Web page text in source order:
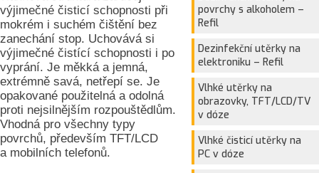
výjimečné čisticí schopnosti při
mokrém i suchém čištění bez
zanechání stop. Uchovává si
výjimečné čistící schopnosti i po
vyprání. Je měkká a jemná,
extrémně savá, netřepí se. Je
opakované použitelná a odolná
proti nejsilnějším rozpouštědlům.
Vhodná pro všechny typy
povrchů, především TFT/LCD
a mobilních telefonů.
povrchy s alkoholem –
Refil
Dezinfekční utěrky na
elektroniku – Refil
Vlhké utěrky na
obrazovky, TFT/LCD/TV
v dóze
Vlhké čisticí utěrky na
PC v dóze